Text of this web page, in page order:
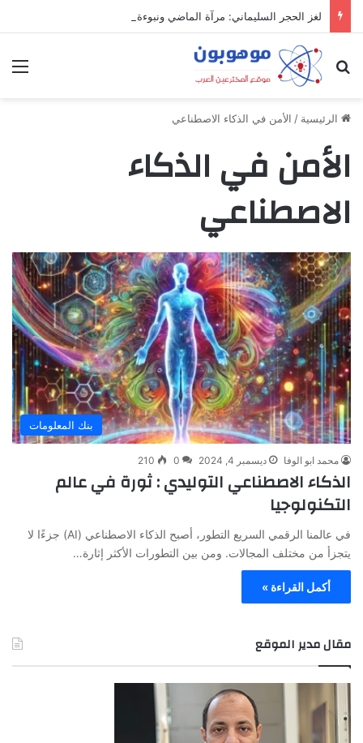
لغز الحجر السليماني: مرآة الماضي ونبوءة الزوال
بحث عن
الرئيسية / الأمن في الذكاء الاصطناعي
الأمن في الذكاء
الاصطناعي
بنك المعلومات
محمد ابو الوفا ديسمبر 4, 2024 0
210
الذكاء الاصطناعي التوليدي : ثورة في عالم
التكنولوجيا
في عالمنا الرقمي السريع التطور، أصبح الذكاء الاصطناعي (AI) جزءًا لا
يتجزأ من مختلف المجالات. ومن بين التطورات الأكثر إثارة…
أكمل القراءة »
مقال مدير الموقع